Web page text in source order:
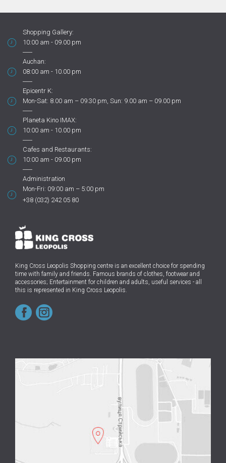
Shopping Gallery:
10:00 am - 09.00 pm
Auchan:
08:00 am - 10.00 pm
Epicentr K:
Mon-Sat: 8.00 am – 09.30 pm, Sun: 9.00 am – 09.00 pm
Planeta Kino IMAX:
10:00 am - 10.00 pm
Cafes and Restaurants:
10:00 am - 09.00 pm
Administration
Mon-Fri: 09:00 am – 5:00 pm
+38 (032) 242 05 80
King Cross Leopolis Shopping centre is an excellent choice for spending
time with family and friends. Famous brands of clothes, footwear and
accessories; Entertainment for children and adults, useful services - all
this is represented in King Cross Leopolis.